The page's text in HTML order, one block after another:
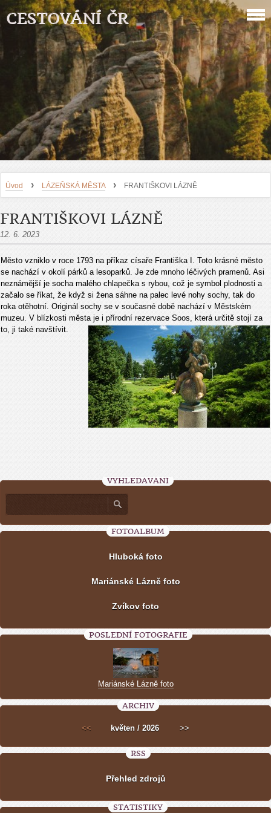
CESTOVÁNÍ ČR
Úvod › LÁZEŇSKÁ MĚSTA › FRANTIŠKOVI LÁZNĚ
FRANTIŠKOVI LÁZNĚ
12. 6. 2023
Město vzniklo v roce 1793 na příkaz císaře Františka I. Toto krásné město
se nachází v okolí párků a lesoparků. Je zde mnoho léčivých pramenů. Asi
neznámější je socha malého chlapečka s rybou, což je symbol plodnosti a
začalo se říkat, že když si žena sáhne na palec levé nohy sochy, tak do
roka otěhotní. Originál sochy se v současné době nachází v Městském
muzeu. V blízkosti města je i přírodní rezervace Soos, která určitě stojí za
to, ji také navštívit.
VYHLEDÁVÁNÍ
FOTOALBUM
Hluboká foto
Mariánské Lázně foto
Zvíkov foto
POSLEDNÍ FOTOGRAFIE
Mariánské Lázně foto
ARCHIV
<< květen / 2026 >>
RSS
Přehled zdrojů
STATISTIKY